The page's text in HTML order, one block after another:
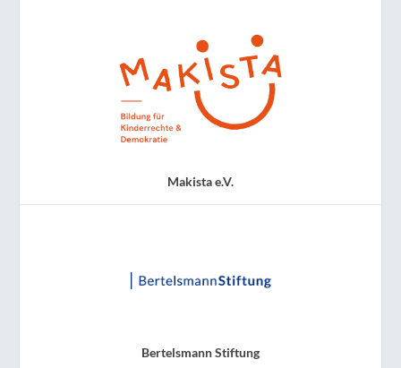
Makista e.V.
Bertelsmann Stiftung